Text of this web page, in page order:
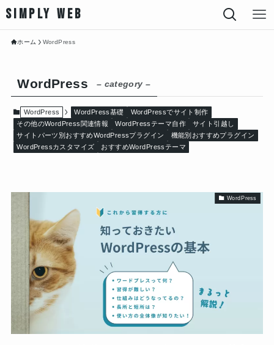
SIMPLY WEB
ホーム WordPress
WordPress – category –
WordPress WordPress基礎
WordPressでサイト制作
その他のWordPress関連情報
WordPressテーマ自作
サイト引越し
サイトパーツ別おすすめWordPressプラグイン
機能別おすすめプラグイン
WordPressカスタマイズ
おすすめWordPressテーマ
WordPress